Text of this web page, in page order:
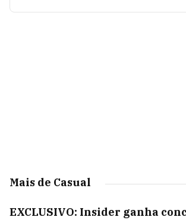
Mais de Casual
EXCLUSIVO: Insider ganha